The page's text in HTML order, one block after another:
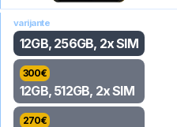
varijante
12GB, 256GB, 2x SIM
300€
12GB, 512GB, 2x SIM
270€